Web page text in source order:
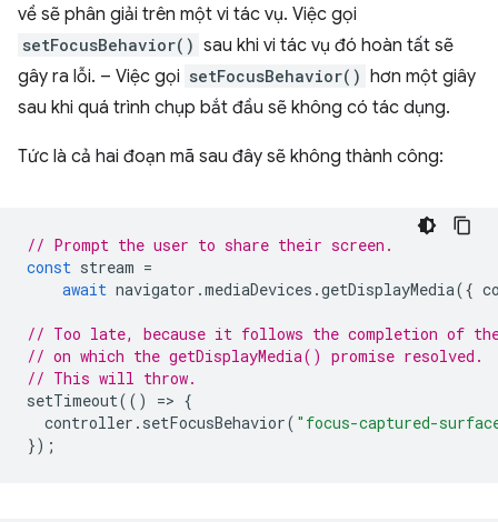
về sẽ phân giải trên một vi tác vụ. Việc gọi
setFocusBehavior() sau khi vi tác vụ đó hoàn tất sẽ
gây ra lỗi. – Việc gọi setFocusBehavior() hơn một giây
sau khi quá trình chụp bắt đầu sẽ không có tác dụng.
Tức là cả hai đoạn mã sau đây sẽ không thành công:
// Prompt the user to share their screen.
const stream =
await navigator .mediaDevices .getDisplayMedia({
// Too late, because it follows the completion of
// on which the getDisplayMedia() promise resolved.
// This will throw.
setTimeout(() => {
controller . setFocusBehavior( "focus-captured-
});